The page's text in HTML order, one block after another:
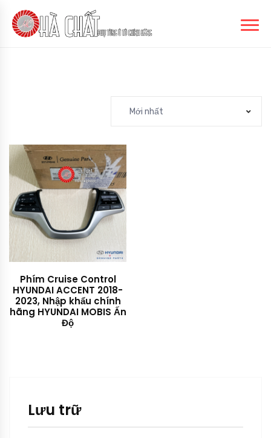
Lưu trữ
Mới nhất
Phím Cruise Control
HYUNDAI ACCENT 2018-
2023, Nhập khẩu chính
hãng HYUNDAI MOBIS Ấn
Độ